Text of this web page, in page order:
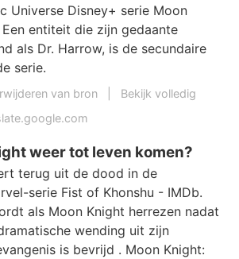
Universe Disney+ serie Moon
entiteit die zijn gedaante
als Dr. Harrow, is de secundaire
serie.
van bron
Bekijk volledig
weer tot leven komen?
terug uit de dood in de
serie Fist of Khonshu - IMDb.
als Moon Knight herrezen nadat
wending uit zijn
is bevrijd . Moon Knight: